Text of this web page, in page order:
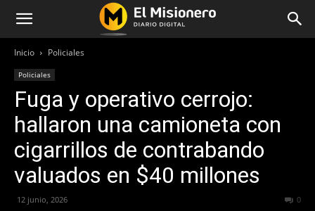
Inicio Policiales
Policiales
Fuga y operativo cerrojo:
hallaron una camioneta con
cigarrillos de contrabando
valuados en $40 millones
12 junio, 2026 0